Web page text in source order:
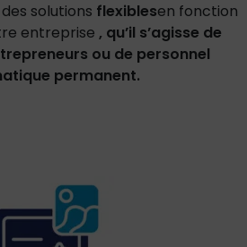
solutions flexiblesen fonction
entreprise , qu’il s’agisse de
ou de personnel
permanent.